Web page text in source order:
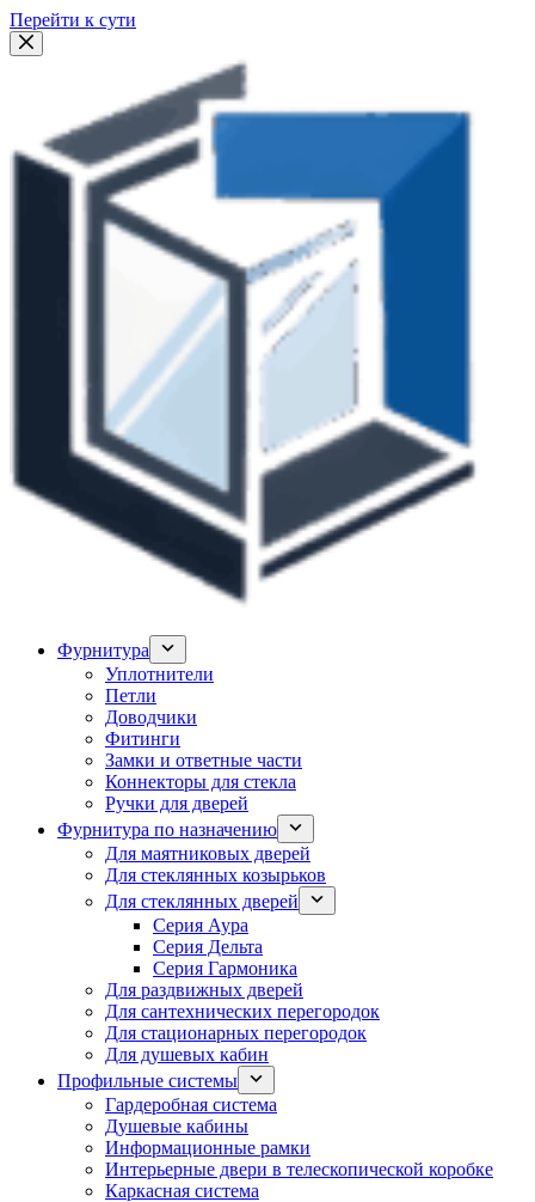
Перейти к сути
Фурнитура
Уплотнители
Петли
Доводчики
Фитинги
Замки и ответные части
Коннекторы для стекла
Ручки для дверей
Фурнитура по назначению
Для маятниковых дверей
Для стеклянных козырьков
Для стеклянных дверей
Серия Аура
Серия Дельта
Серия Гармоника
Для раздвижных дверей
Для сантехнических перегородок
Для стационарных перегородок
Для душевых кабин
Профильные системы
Гардеробная система
Душевые кабины
Информационные рамки
Интерьерные двери в телескопической коробке
Каркасная система